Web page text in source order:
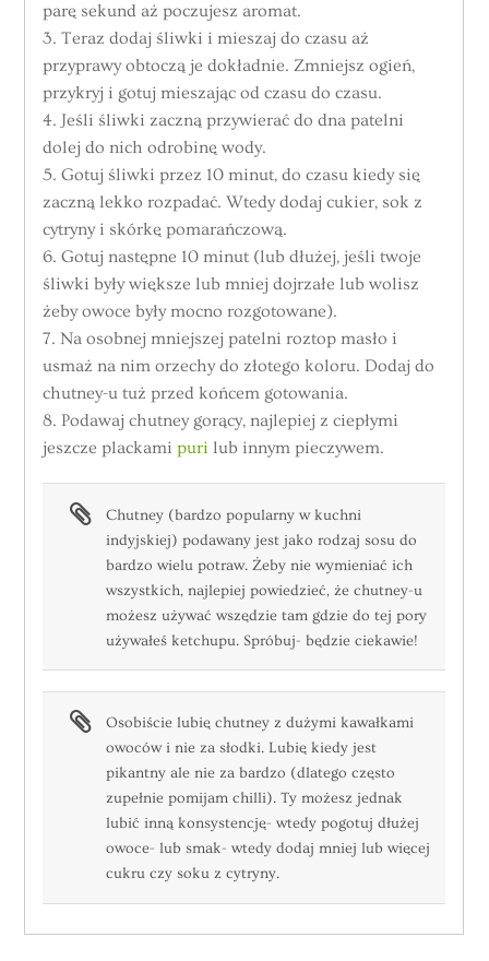
parę sekund aż poczujesz aromat.
3. Teraz dodaj śliwki i mieszaj do czasu aż
przyprawy obtoczą je dokładnie. Zmniejsz ogień,
przykryj i gotuj mieszając od czasu do czasu.
4. Jeśli śliwki zaczną przywierać do dna patelni
dolej do nich odrobinę wody.
5. Gotuj śliwki przez 10 minut, do czasu kiedy się
zaczną lekko rozpadać. Wtedy dodaj cukier, sok z
cytryny i skórkę pomarańczową.
6. Gotuj następne 10 minut (lub dłużej, jeśli twoje
śliwki były większe lub mniej dojrzałe lub wolisz
żeby owoce były mocno rozgotowane).
7. Na osobnej mniejszej patelni roztop masło i
usmaż na nim orzechy do złotego koloru. Dodaj do
chutney-u tuż przed końcem gotowania.
8. Podawaj chutney gorący, najlepiej z ciepłymi
jeszcze plackamipuri lub innym pieczywem.
Chutney (bardzo popularny w kuchni
indyjskiej) podawany jest jako rodzaj sosu do
bardzo wielu potraw. Żeby nie wymieniać ich
wszystkich, najlepiej powiedzieć, że chutney-u
możesz używać wszędzie tam gdzie do tej pory
używałeś ketchupu. Spróbuj- będzie ciekawie!
Osobiście lubię chutney z dużymi kawałkami
owoców i nie za słodki. Lubię kiedy jest
pikantny ale nie za bardzo (dlatego często
zupełnie pomijam chilli). Ty możesz jednak
lubić inną konsystencję- wtedy pogotuj dłużej
owoce- lub smak- wtedy dodaj mniej lub więcej
cukru czy soku z cytryny.